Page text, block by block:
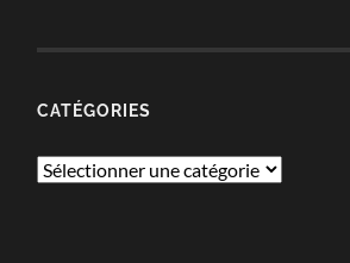
CATÉGORIES
Catégories